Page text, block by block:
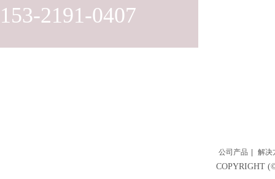
153-2191-0407
公司产品 解决
COPYRIGHT